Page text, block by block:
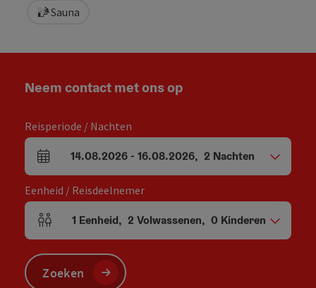
Sauna
Neem contact met ons op
Reisperiode / Nachten
Velden voor aankomst en vertrek
14.08.2026- 16.08.2026, 2 Nachten
Eenheid / Reisdeelnemer
Aantal eenheden en persoonsvelden
1 Eenheid, 2 Volwassenen, 0 Kinderen
Zoeken